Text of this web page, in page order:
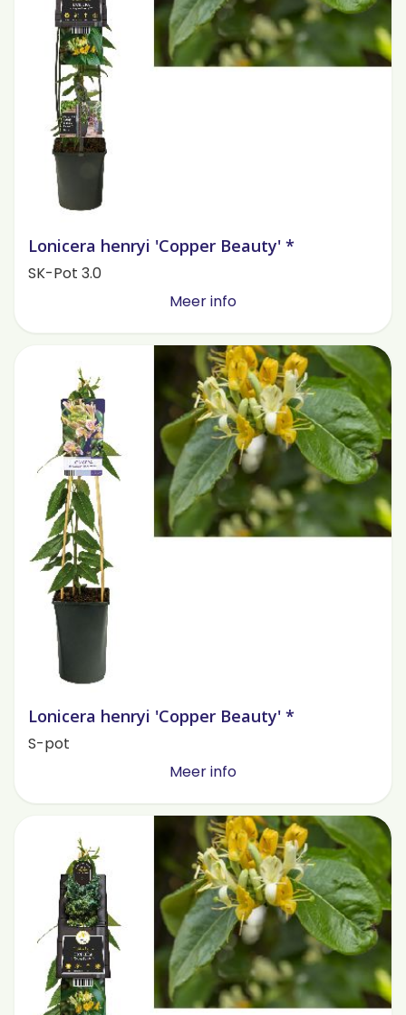
Lonicera henryi 'Copper Beauty' *
SK-Pot 3.0
Meer info
Lonicera henryi 'Copper Beauty' *
S-pot
Meer info